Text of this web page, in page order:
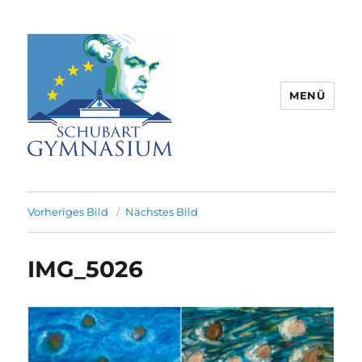
Partnerschule für Europa |
Rombacherstr. 30 | 73430 Aalen
MENÜ
Vorheriges Bild Nächstes Bild
IMG_5026